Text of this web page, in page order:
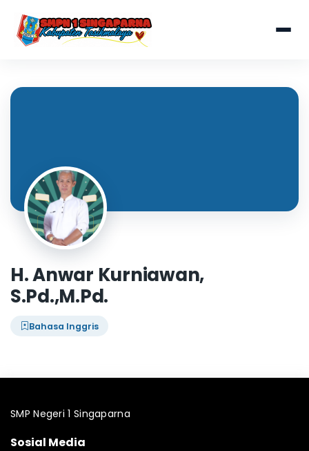
H. Anwar Kurniawan,
S.Pd.,M.Pd.
Bahasa Inggris
SMP Negeri 1 Singaparna
Sosial Media